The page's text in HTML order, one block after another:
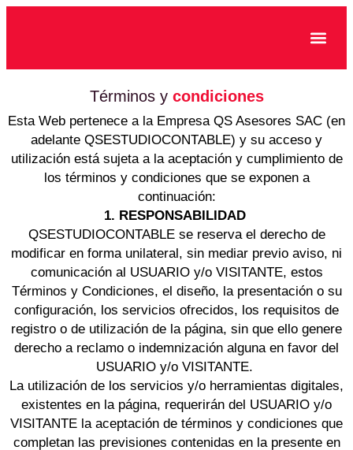
Términos y condiciones
Esta Web pertenece a la Empresa QS Asesores SAC (en
adelante QSESTUDIOCONTABLE) y su acceso y
utilización está sujeta a la aceptación y cumplimiento de
los términos y condiciones que se exponen a
continuación:
1. RESPONSABILIDAD
QSESTUDIOCONTABLE se reserva el derecho de
modificar en forma unilateral, sin mediar previo aviso, ni
comunicación al USUARIO y/o VISITANTE, estos
Términos y Condiciones, el diseño, la presentación o su
configuración, los servicios ofrecidos, los requisitos de
registro o de utilización de la página, sin que ello genere
derecho a reclamo o indemnización alguna en favor del
USUARIO y/o VISITANTE.
La utilización de los servicios y/o herramientas digitales,
existentes en la página, requerirán del USUARIO y/o
VISITANTE la aceptación de términos y condiciones que
completan las previsiones contenidas en la presente en